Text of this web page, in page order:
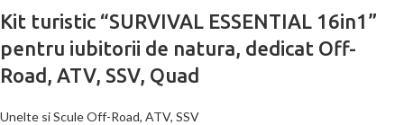
Kit turistic “SURVIVAL ESSENTIAL 16in1”
pentru iubitorii de natura, dedicat Off-
Road, ATV, SSV, Quad
Unelte si Scule Off-Road, ATV, SSV